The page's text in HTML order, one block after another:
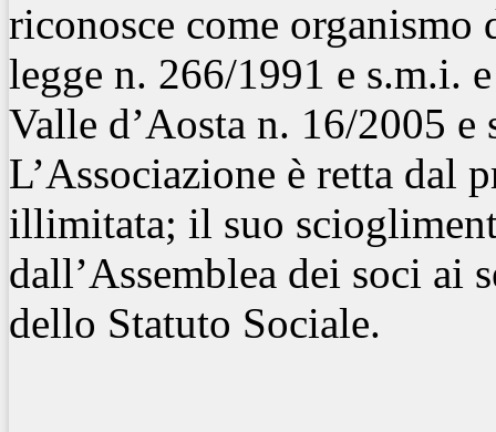
riconosce come
legge n. 266/1991 e s.m.i.
Valle d’Aosta n. 16/2005 e
L’Associazione è retta dal
illimitata; il suo
dall’Assemblea dei soci ai
dello Statuto Sociale.